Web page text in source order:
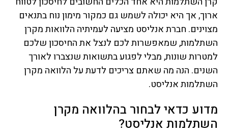
ארוך, אך היא יכולה לשמש גם כמקור מימון נוח בתנאים
מצוינים. חברת אנליסט מציעה לעמיתיה הלוואות מקרן
השתלמות, שמאפשרות לכם לנצל את החיסכון שלכם
למטרות שונות, מבלי לפגוע בתשואות שנצברו לאורך
השנים. הנה מה שאתם צריכים לדעת על הלוואה מקרן
השתלמות אנליסט.
מדוע כדאי לבחור בהלוואה מקרן
השתלמות אנליסט?